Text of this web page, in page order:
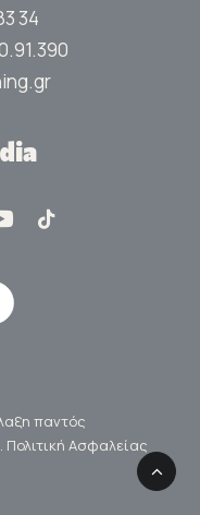
34
παντός
Πολιτική Ασφαλείας